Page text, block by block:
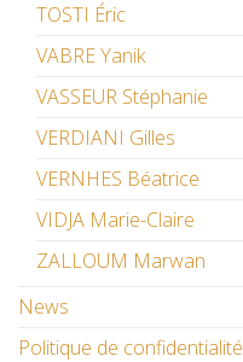
TOSTI Éric
VABRE Yanik
VASSEUR Stéphanie
VERDIANI Gilles
VERNHES Béatrice
VIDJA Marie-Claire
ZALLOUM Marwan
News
Politique de confidentialité